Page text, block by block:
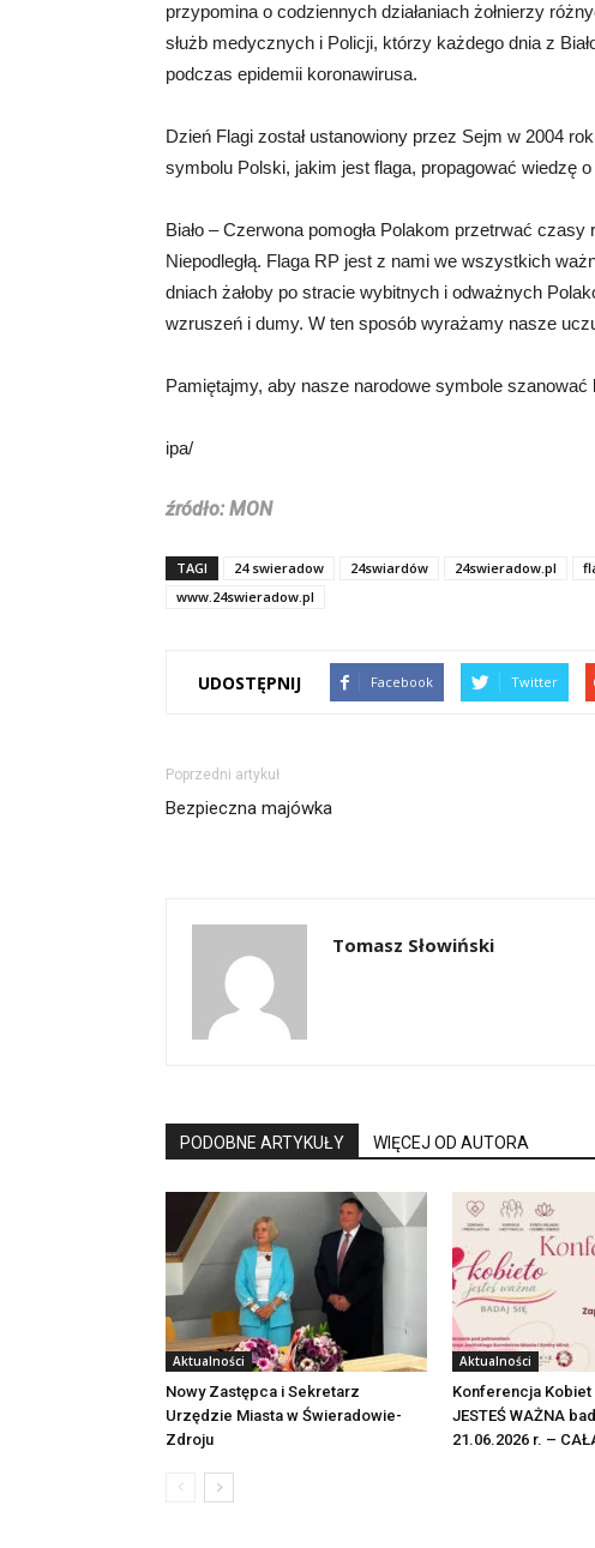
przypomina o codziennych działaniach żołnierzy
służb medycznych i Policji, którzy każdego dnia z
podczas epidemii koronawirusa.
Dzień Flagi został ustanowiony przez Sejm w 2004
symbolu Polski, jakim jest flaga, propagować wiedzę
Biało – Czerwona pomogła Polakom przetrwać
Niepodległą. Flaga RP jest z nami we wszystkich
dniach żałoby po stracie wybitnych i odważnych
wzruszeń i dumy. W ten sposób wyrażamy nasze
Pamiętajmy, aby nasze narodowe symbole szanować
ipa/
źródło: MON
TAGI 24 swieradow 24swiardów 24swieradow.pl
www.24swieradow.pl
UDOSTĘPNIJ Facebook Twitter
Poprzedni artykuł
Bezpieczna majówka
Tomasz Słowiński
PODOBNE ARTYKUŁY WIĘCEJ OD AUTORA
Aktualności
Nowy Zastępca i Sekretarz
Urzędzie Miasta w Świeradowie-
Zdroju
Aktualności
Konferencja Kobiet
JESTEŚ WAŻNA
21.06.2026 r. –